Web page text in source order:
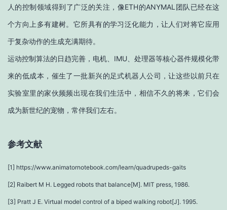
人的控制领域得到了广泛的关注，像ETH的ANYMAL团队已经在这
个方向上多有建树。它所具有的学习泛化能力，让人们对将它应用
于复杂动作的生成充满期待。
运动控制算法的日趋完善，电机、IMU、处理器等核心器件规模化带
来的低成本，催生了一批新兴的足式机器人公司，让这些以前只在
实验室里的家伙频频出现在我们生活中，相信不久的将来，它们会
成为新世纪的宠物，常伴我们左右。
参考文献
[1] https://www.animatornotebook.com/learn/quadrupeds-gaits
[2] Raibert M H. Legged robots that balance[M]. MIT press, 1986.
[3] Pratt J E. Virtual model control of a biped walking robot[J]. 1995.